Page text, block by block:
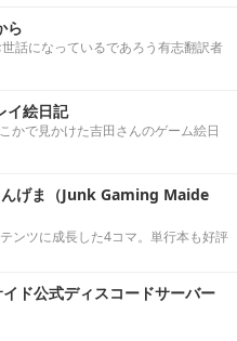
ら
話になっているであろう有志翻訳者
イ絵日記
かで見かけた吉田さんのゲーム絵日
んげま（Junk Gaming Maide
ンツに成長した4コマ。単行本も好評
ド公式ディスコードサーバー